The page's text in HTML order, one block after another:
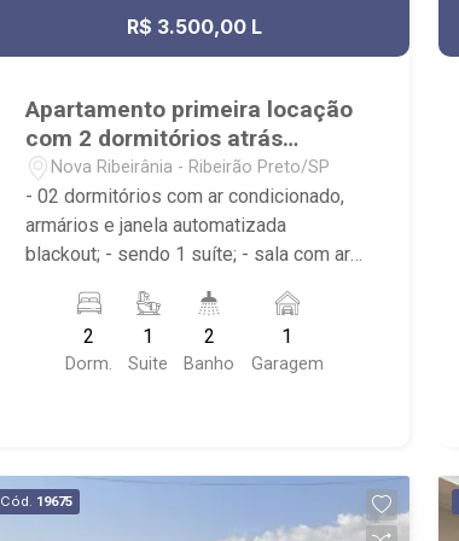
R$ 3.500,00 L
Apartamento primeira locação
com 2 dormitórios atrás
hospital São Francisco
Nova Ribeirânia - Ribeirão Preto/SP
- 02 dormitórios com ar condicionado,
armários e janela automatizada
blackout; - sendo 1 suíte; - sala com ar
planejada; - já com fogão, geladeira,
microondas e forno; - sacada gourmet
com fechamento em vidro; - banheiro
monocomando, micro ondas de embutir,
tv de 43`, sofá, cooktop de 5 bocas,
2
Dorm.
1
Suite
2
Banho
1
Garagem
Cód. 19675